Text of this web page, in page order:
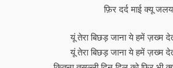
फ़िर दर्द माई क्यू
यूं तेरा बिछड़ जाना ये हमें ज़ख्म
यूं तेरा बिछड़ जाना ये हमें ज़ख्म